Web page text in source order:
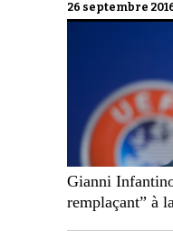
26 septembre
Gianni
remplaçant” à